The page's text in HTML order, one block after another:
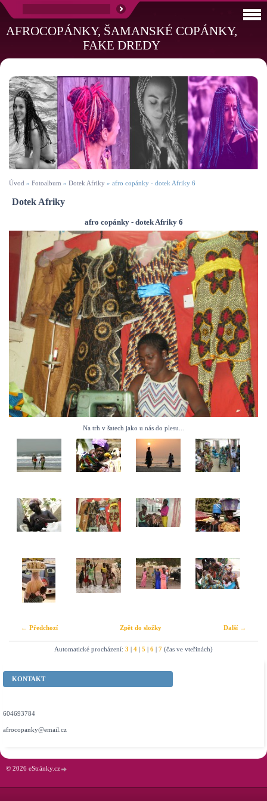
AFROCOPÁNKY, ŠAMANSKÉ COPÁNKY,
FAKE DREDY
Úvod » Fotoalbum » Dotek Afriky » afro copánky - dotek Afriky 6
Dotek Afriky
afro copánky - dotek Afriky 6
Na trh v šatech jako u nás do plesu...
← Předchozí Další →
Zpět do složky
Automatické procházení: 3 4 5 6 7 (čas ve vteřinách)
KONTAKT
604693784
afrocopanky@email.cz
© 2026 eStránky.cz